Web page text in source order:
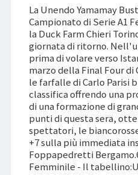
La Unendo Yamamay
Campionato di Serie A1
la Duck Farm Chieri
giornata di ritorno.
prima di volare verso
marzo della Final Four di
le farfalle di Carlo Parisi
classifica offrendo una
di una formazione di
punti di questa sera,
spettatori, le
+7 sulla più immediata
Foppapedretti
Femminile - Il